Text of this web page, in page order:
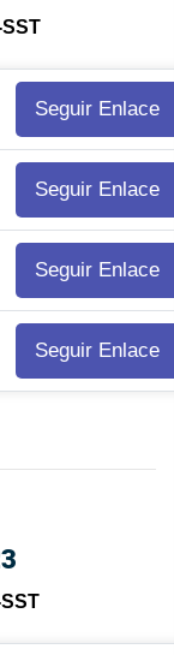
Seguir Enlace
Seguir Enlace
Seguir Enlace
Seguir Enlace